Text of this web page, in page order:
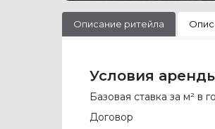
Описание ритейла
Условия
Базовая ставка за м² в
Договор